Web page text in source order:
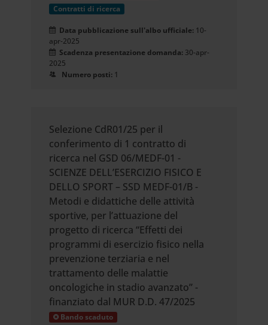
Contratti di ricerca
Data pubblicazione sull'albo ufficiale: 10-
apr-2025
Scadenza presentazione domanda: 30-apr-
2025
Numero posti: 1
Selezione CdR01/25 per il
conferimento di 1 contratto di
ricerca nel GSD 06/MEDF-01 -
SCIENZE DELL’ESERCIZIO FISICO E
DELLO SPORT – SSD MEDF-01/B -
Metodi e didattiche delle attività
sportive, per l’attuazione del
progetto di ricerca “Effetti dei
programmi di esercizio fisico nella
prevenzione terziaria e nel
trattamento delle malattie
oncologiche in stadio avanzato” -
finanziato dal MUR D.D. 47/2025
Bando scaduto